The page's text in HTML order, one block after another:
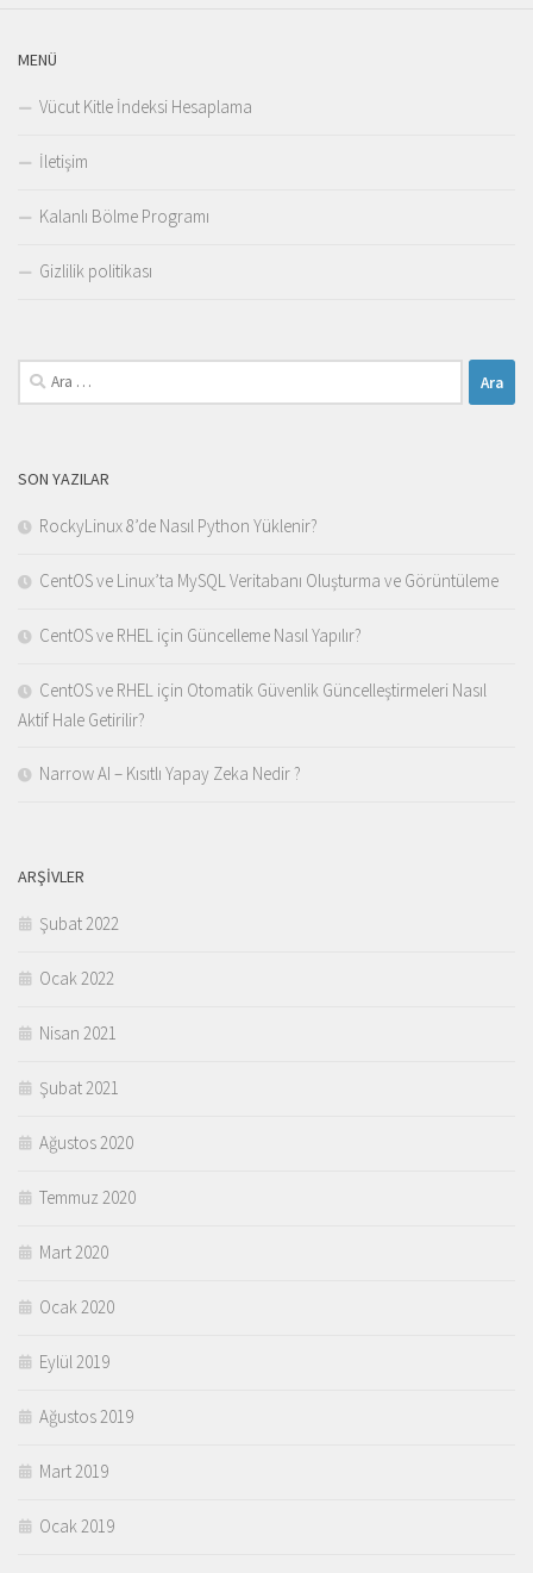
MENÜ
Vücut Kitle İndeksi Hesaplama
İletişim
Kalanlı Bölme Programı
Gizlilik politikası
Arama:
SON YAZILAR
RockyLinux 8’de Nasıl Python Yüklenir?
CentOS ve Linux’ta MySQL Veritabanı Oluşturma ve Görüntüleme
CentOS ve RHEL için Güncelleme Nasıl Yapılır?
CentOS ve RHEL için Otomatik Güvenlik Güncelleştirmeleri Nasıl
Aktif Hale Getirilir?
Narrow AI – Kısıtlı Yapay Zeka Nedir ?
ARŞIVLER
Şubat 2022
Ocak 2022
Nisan 2021
Şubat 2021
Ağustos 2020
Temmuz 2020
Mart 2020
Ocak 2020
Eylül 2019
Ağustos 2019
Mart 2019
Ocak 2019